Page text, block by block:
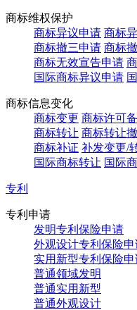
商标维权保护
商标异议申请 商标
商标撤三申请 商标
商标无效宣告申请
国际商标异议申请
商标信息变化
商标变更 商标许可
商标转让 商标转让
商标补证 补发变更/
国际商标转让 国际
专利
专利申请
发明专利保险申请
外观设计专利保险申
实用新型专利保险申
普通领域发明
普通实用新型
普通外观设计